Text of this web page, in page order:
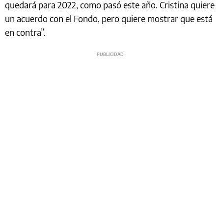
quedará para 2022, como pasó este año. Cristina quiere
un acuerdo con el Fondo, pero quiere mostrar que está
en contra”.